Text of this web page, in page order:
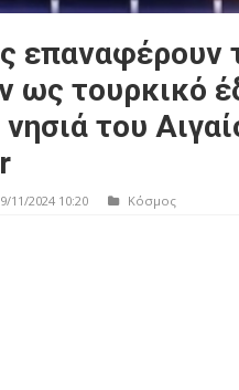
επαναφέρουν
ως τουρκικό
του
11/2024 10:20 Κόσμος